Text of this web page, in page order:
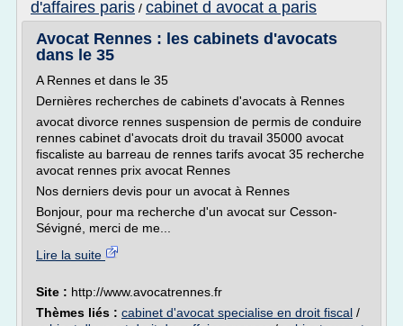
d'affaires paris / cabinet d avocat a paris
Avocat Rennes : les cabinets d'avocats
dans le 35
A Rennes et dans le 35
Dernières recherches de cabinets d'avocats à Rennes
avocat divorce rennes suspension de permis de conduire
rennes cabinet d'avocats droit du travail 35000 avocat
fiscaliste au barreau de rennes tarifs avocat 35 recherche
avocat rennes prix avocat Rennes
Nos derniers devis pour un avocat à Rennes
Bonjour, pour ma recherche d'un avocat sur Cesson-
Sévigné, merci de me...
Lire la suite
Site : http://www.avocatrennes.fr
Thèmes liés : cabinet d'avocat specialise en droit fiscal /